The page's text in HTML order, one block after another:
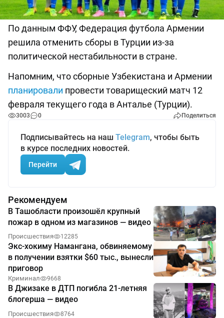
По данным ФФУ, Федерация футбола Армении
решила отменить сборы в Турции из-за
политической нестабильности в стране.
Напомним, что сборные Узбекистана и Армении
планировали провести товарищеский матч 12
февраля текущего года в Анталье (Турции).
3003 0 Поделиться
Подписывайтесь на наш Telegram, чтобы быть
в курсе последних новостей.
Перейти
Рекомендуем
В Ташобласти произошёл крупный
пожар в одном из магазинов — видео
Происшествия 12285
Экс-хокиму Намангана, обвиняемому
в получении взятки $60 тыс., вынесли
приговор
Криминал 9668
В Джизаке в ДТП погибла 21-летняя
блогерша — видео
Происшествия 8764